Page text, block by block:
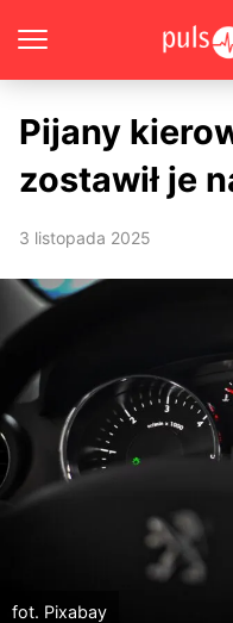
Pijany
zostawił je
3 listopada 2025
fot. Pixabay